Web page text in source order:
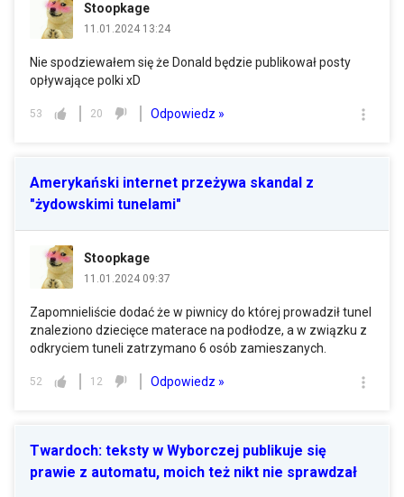
Stoopkage
11.01.2024 13:24
Nie spodziewałem się że Donald będzie publikował posty
opływające polki xD
53 20 Odpowiedz »
Amerykański internet przeżywa skandal z
"żydowskimi tunelami"
Stoopkage
11.01.2024 09:37
Zapomnieliście dodać że w piwnicy do której prowadził tunel
znaleziono dziecięce materace na podłodze, a w związku z
odkryciem tuneli zatrzymano 6 osób zamieszanych.
52 12 Odpowiedz »
Twardoch: teksty w Wyborczej publikuje się
prawie z automatu, moich też nikt nie sprawdzał